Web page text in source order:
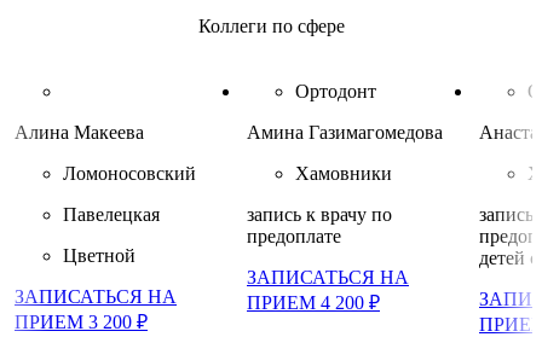
Коллеги по сфере
Алина Макеева
Ломоносовский
Павелецкая
Цветной
ЗАПИСАТЬСЯ НА
ПРИЕМ 3 200 ₽
Ортодонт
Амина Газимагомедова
Хамовники
запись к врачу по
предоплате
ЗАПИСАТЬСЯ НА
ПРИЕМ 4 200 ₽
запись
детей
ПРИЕМ